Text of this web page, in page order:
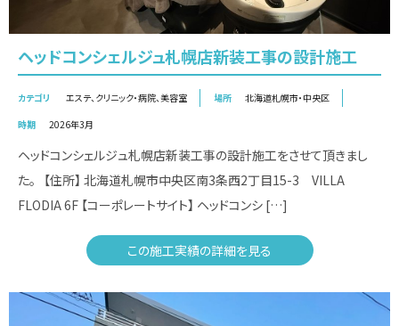
ヘッドコンシェルジュ札幌店新装工事の設計施工
カテゴリ エステ、 クリニック・病院、美容室 場所
北海道札幌市・中央区
時期
2026年3月
ヘッドコンシェルジュ札幌店新装工事の設計施工をさせて頂きまし
た。 【住所】 北海道札幌市中央区南3条西2丁目15-3 VILLA
FLODIA 6F 【コーポレートサイト】 ヘッドコンシ […]
この施工実績の詳細を見る